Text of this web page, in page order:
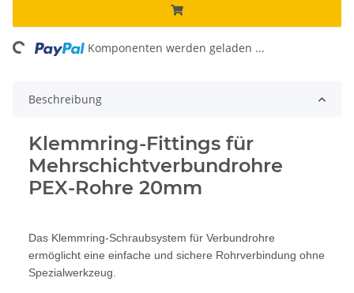
Komponenten werden geladen ...
Beschreibung
Klemmring-Fittings für
Mehrschichtverbundrohre
PEX-Rohre 20mm
Das Klemmring-Schraubsystem für Verbundrohre
ermöglicht eine einfache und sichere Rohrverbindung ohne
Spezialwerkzeug.